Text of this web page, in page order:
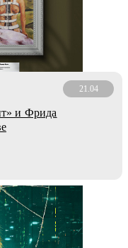
21.04
и Фрида